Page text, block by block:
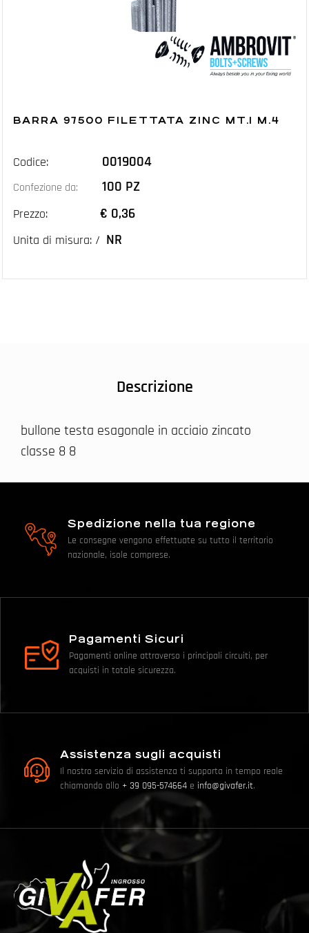
BARRA 97500 FILETTATA ZINC MT.1 M.4
Codice: 0019004
Confezione da: 100 PZ
Prezzo: € 0,36
Unita di misura: / NR
Descrizione
bullone testa esagonale in acciaio zincato
classe 8 8
Spedizione nella tua regione
Le consegne vengono effettuate su tutto il territorio
nazionale, isole comprese.
Pagamenti Sicuri
Pagamenti online attraverso i principali circuiti, per
acquisti in totale sicurezza.
Assistenza sugli acquisti
Il nostro servizio di assistenza ti supporta in tempo reale
chiamando allo + 39 095-574664 e info@givafer.it.